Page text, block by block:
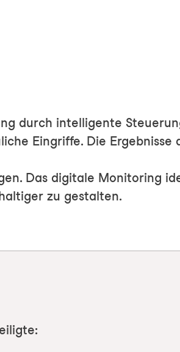
durch intelligente
Eingriffe. Die Ergebnisse
Das digitale Monitoring
zu gestalten.